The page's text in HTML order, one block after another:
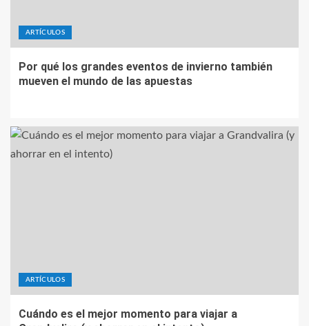
ARTÍCULOS
Por qué los grandes eventos de invierno también
mueven el mundo de las apuestas
ARTÍCULOS
Cuándo es el mejor momento para viajar a